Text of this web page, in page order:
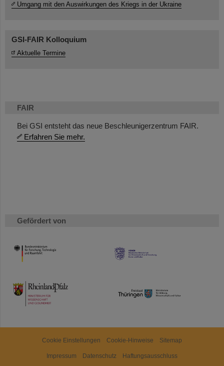
FAIR
Bei GSI entsteht das neue Beschleunigerzentrum FAIR.
Erfahren Sie mehr.
Gefördert von
HMWK
TMWWDG
Umgang mit den Auswirkungen des Kriegs in der Ukraine
GSI-FAIR Kolloquium
Aktuelle Termine
Cookie Einstellungen Cookie-Hinweise Sitemap
Impressum Datenschutz Haftungsausschluss